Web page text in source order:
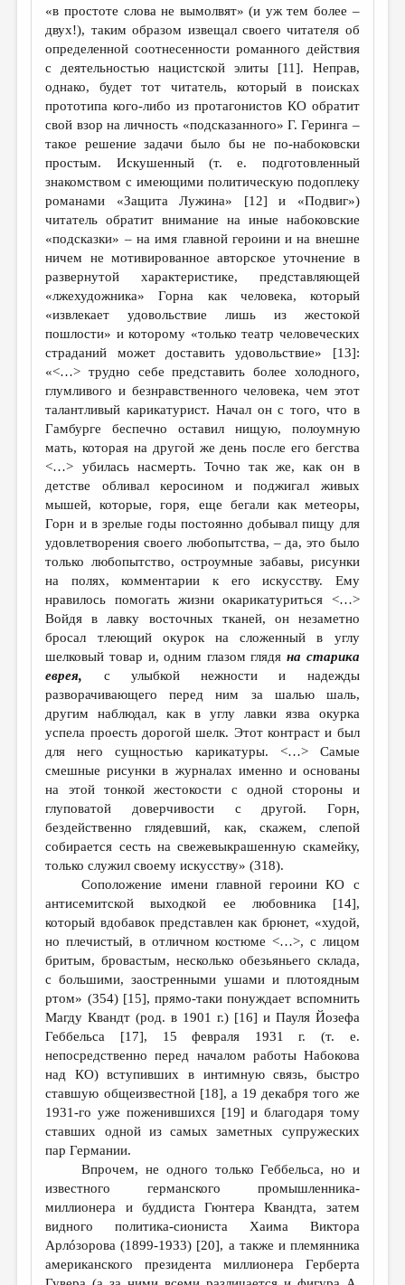
«в простоте слова не вымолвят» (и уж тем более –
двух!), таким образом извещал своего читателя об
определенной соотнесенности романного действия
с деятельностью нацистской элиты [11]. Неправ,
однако, будет тот читатель, который в поисках
прототипа кого-либо из протагонистов КО обратит
свой взор на личность «подсказанного» Г. Геринга –
такое решение задачи было бы не по-набоковски
простым. Искушенный (т. е. подготовленный
знакомством с имеющими политическую подоплеку
романами «Защита Лужина» [12] и «Подвиг»)
читатель обратит внимание на иные набоковские
«подсказки» – на имя главной героини и на внешне
ничем не мотивированное авторское уточнение в
развернутой характеристике, представляющей
«лжехудожника» Горна как человека, который
«извлекает удовольствие лишь из жестокой
пошлости» и которому «только театр человеческих
страданий может доставить удовольствие» [13]:
«<…> трудно себе представить более холодного,
глумливого и безнравственного человека, чем этот
талантливый карикатурист. Начал он с того, что в
Гамбурге беспечно оставил нищую, полоумную
мать, которая на другой же день после его бегства
<…> убилась насмерть. Точно так же, как он в
детстве обливал керосином и поджигал живых
мышей, которые, горя, еще бегали как метеоры,
Горн и в зрелые годы постоянно добывал пищу для
удовлетворения своего любопытства, – да, это было
только любопытство, остроумные забавы, рисунки
на полях, комментарии к его искусству. Ему
нравилось помогать жизни окарикатуриться <…>
Войдя в лавку восточных тканей, он незаметно
бросал тлеющий окурок на сложенный в углу
шелковый товар и, одним глазом глядя на старика
еврея, с улыбкой нежности и надежды
разворачивающего перед ним за шалью шаль,
другим наблюдал, как в углу лавки язва окурка
успела проесть дорогой шелк. Этот контраст и был
для него сущностью карикатуры. <…> Самые
смешные рисунки в журналах именно и основаны
на этой тонкой жестокости с одной стороны и
глуповатой доверчивости с другой. Горн,
бездейственно глядевший, как, скажем, слепой
собирается сесть на свежевыкрашенную скамейку,
только служил своему искусству» (318).
Соположение имени главной героини КО с
антисемитской выходкой ее любовника [14],
который вдобавок представлен как брюнет, «худой,
но плечистый, в отличном костюме <…>, с лицом
бритым, бровастым, несколько обезьяньего склада,
с большими, заостренными ушами и плотоядным
ртом» (354) [15], прямо-таки понуждает вспомнить
Магду Квандт (род. в 1901 г.) [16] и Пауля Йозефа
Геббельса [17], 15 февраля 1931 г. (т. е.
непосредственно перед началом работы Набокова
над КО) вступивших в интимную связь, быстро
ставшую общеизвестной [18], а 19 декабря того же
1931-го уже поженившихся [19] и благодаря тому
ставших одной из самых заметных супружеских
пар Германии.
Впрочем, не одного только Геббельса, но и
известного германского промышленника-
миллионера и буддиста Гюнтера Квандта, затем
видного политика-сиониста Хаима Виктора
Арлóзорова (1899-1933) [20], а также и племянника
американского президента миллионера Герберта